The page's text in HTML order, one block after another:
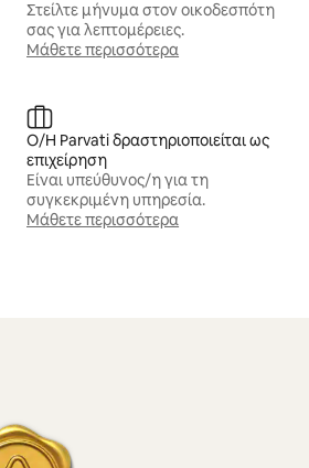
Στείλτε μήνυμα στον οικοδεσπότη
σας για λεπτομέρειες.
Μάθετε περισσότερα
Ο/Η Parvati δραστηριοποιείται ως
επιχείρηση
Είναι υπεύθυνος/η για τη
συγκεκριμένη υπηρεσία.
Μάθετε περισσότερα